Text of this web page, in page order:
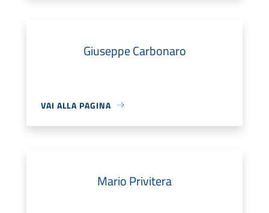
Giuseppe Carbonaro
VAI ALLA PAGINA
Mario Privitera